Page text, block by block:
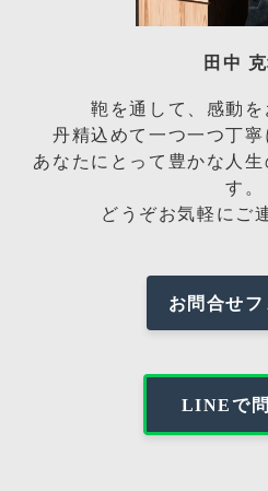
田中
鞄を通して、感動を
丹精込めて一つ一つ丁寧
あなたにとって豊かな人
す。
どうぞお気軽にご
お問合せフ
LINEで